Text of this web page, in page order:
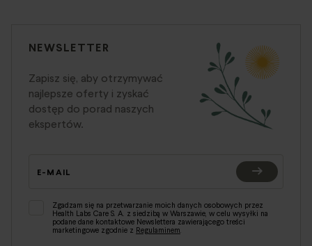
NEWSLETTER
Zapisz się, aby otrzymywać
najlepsze oferty i zyskać
dostęp do porad naszych
ekspertów.
E-MAIL
Zgadzam się na przetwarzanie moich danych osobowych przez
Health Labs Care S. A. z siedzibą w Warszawie, w celu wysyłki na
podane dane kontaktowe Newslettera zawierającego treści
marketingowe zgodnie z Regulaminem.